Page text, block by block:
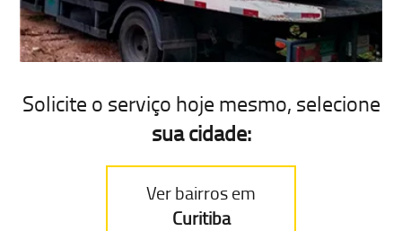
Solicite o serviço hoje mesmo, selecione
sua cidade:
Ver bairros em
Curitiba